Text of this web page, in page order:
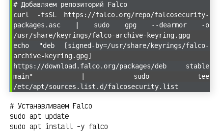
# Добавляем репозиторий Falco
curl -fsSL https://falco.org/repo/falcosecurity-
packages.asc | sudo gpg --dearmor -o
/usr/share/keyrings/falco-archive-keyring.gpg
echo "deb [signed-by=/usr/share/keyrings/falco-
archive-keyring.gpg]
https://download.falco.org/packages/deb stable
main" | sudo tee
/etc/apt/sources.list.d/falcosecurity.list
# Устанавливаем Falco
sudo apt update
sudo apt install -y falco